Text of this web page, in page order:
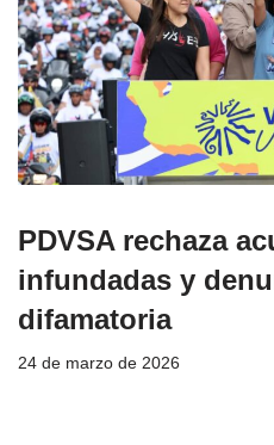
PDVSA rechaza
infundadas y
difamatoria
24 de marzo de 2026